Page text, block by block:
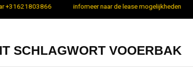
+31621803866 infomeer naar de lease mogelijkheden
SCHLAGWORT VOOERBAK